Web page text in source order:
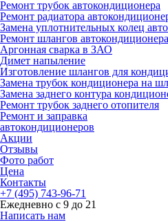
Ремонт трубок автокондиционера
Ремонт радиатора
Замена уплотнительных колец
Ремонт шлангов автокондиционера
Аргонная сварка в ЗАО
Димет напыление
Изготовление шлангов для
Замена трубок кондиционера на
Замена заднего контура
Ремонт трубок заднего отопителя
Ремонт и заправка
автокондиционеров
Акции
Отзывы
Фото работ
Цена
Контакты
+7 (495) 743-96-71
Ежедневно с 9 до 21
Написать нам